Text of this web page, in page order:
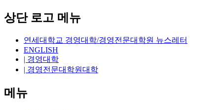
상단 로고 메뉴
연세대학교 경영대학/경영전문대학원 뉴스레터
ENGLISH
| 경영대학
| 경영전문대학원대학
메뉴